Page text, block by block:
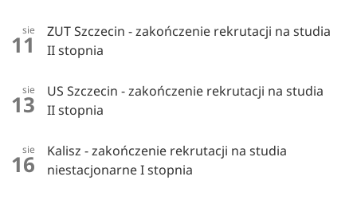
sie
11
ZUT Szczecin - zakończenie rekrutacji na studia
II stopnia
sie
13
US Szczecin - zakończenie rekrutacji na studia
II stopnia
sie
16
Kalisz - zakończenie rekrutacji na studia
niestacjonarne I stopnia